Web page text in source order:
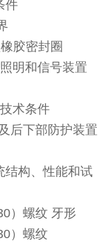
件
胶密封圈
明和信号装置
术条件
下部防护装置
构、性能和试
）螺纹 牙形
）螺纹